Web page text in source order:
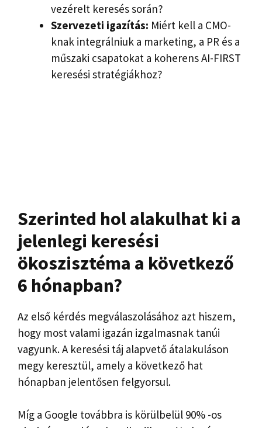
vezérelt keresés során?
Szervezeti igazítás: Miért kell a CMO-
knak integrálniuk a marketing, a PR és a
műszaki csapatokat a koherens AI-FIRST
keresési stratégiákhoz?
Szerinted hol alakulhat ki a
jelenlegi keresési
ökoszisztéma a következő
6 hónapban?
Az első kérdés megválaszolásához azt hiszem,
hogy most valami igazán izgalmasnak tanúi
vagyunk. A keresési táj alapvető átalakuláson
megy keresztül, amely a következő hat
hónapban jelentősen felgyorsul.
Míg a Google továbbra is körülbelül 90% -os